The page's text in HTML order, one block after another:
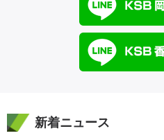
新着ニュース